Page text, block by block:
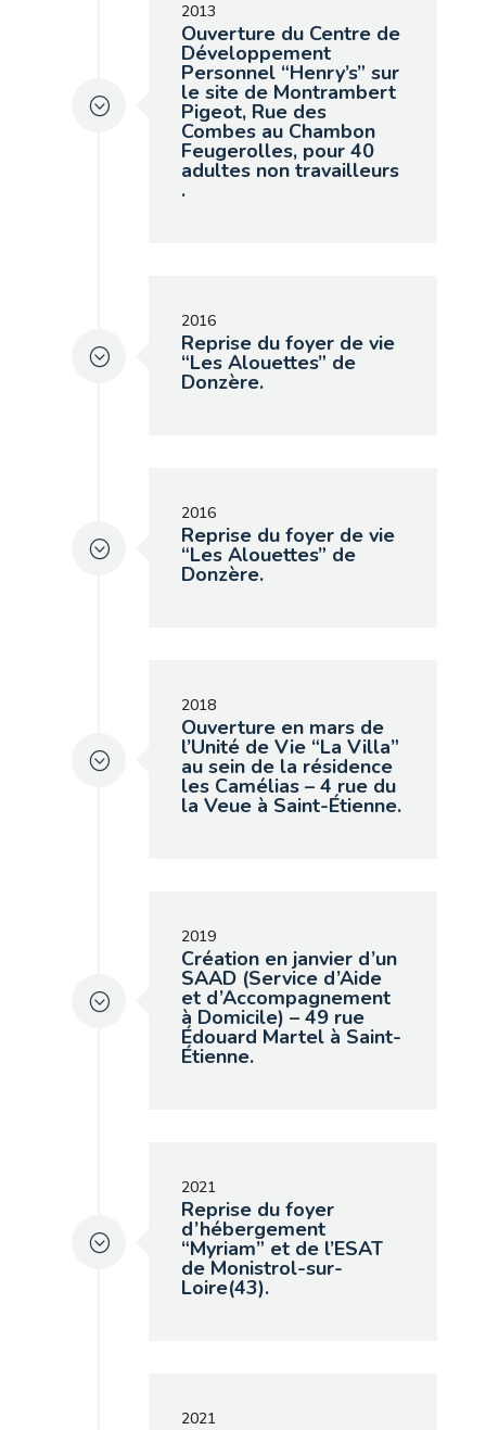
2013
Ouverture du Centre de
Développement
Personnel “Henry’s” sur
le site de Montrambert
Pigeot, Rue des
Combes au Chambon
Feugerolles, pour 40
adultes non travailleurs
.
2016
Reprise du foyer de vie
“Les Alouettes” de
Donzère.
2016
Reprise du foyer de vie
“Les Alouettes” de
Donzère.
2018
Ouverture en mars de
l’Unité de Vie “La Villa”
au sein de la résidence
les Camélias – 4 rue du
la Veue à Saint-Étienne.
2019
Création en janvier d’un
SAAD (Service d’Aide
et d’Accompagnement
à Domicile) – 49 rue
Édouard Martel à Saint-
Étienne.
2021
Reprise du foyer
d’hébergement
“Myriam” et de l’ESAT
de Monistrol-sur-
Loire(43).
2021